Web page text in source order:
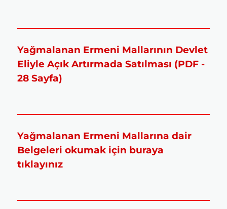
Yağmalanan Ermeni Mallarının Devlet
Eliyle Açık Artırmada Satılması (PDF -
28 Sayfa)
Yağmalanan Ermeni Mallarına dair
Belgeleri okumak için buraya
tıklayınız